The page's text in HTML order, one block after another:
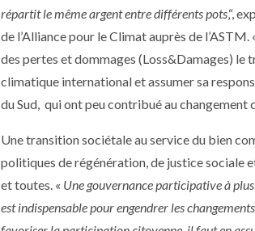
répartit le même argent entre différents pots‚“,
de l’Alliance pour le Climat auprès de
des pertes et dommages (Loss&Damages) le
climatique international et assumer sa
du Sud, qui ont peu contribué au changement
Une transition sociétale au service du bien
politiques de régénération, de justice sociale
et toutes. « Une gouvernance participative à
est indispensable pour engendrer les